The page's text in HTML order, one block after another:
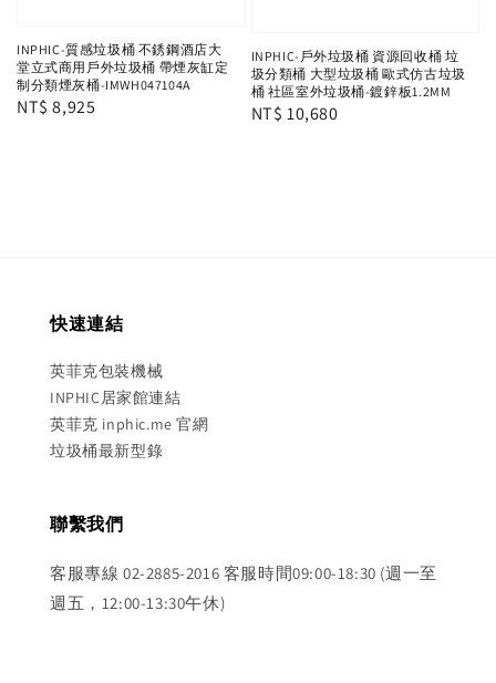
INPHIC-質感垃圾桶 不銹鋼酒店大
堂立式商用戶外垃圾桶 帶煙灰缸定
制分類煙灰桶-IMWH047104A
Regular
NT$ 8,925
INPHIC-戶外垃圾桶 資源回收桶 垃
圾分類桶 大型垃圾桶 歐式仿古垃圾
桶 社區室外垃圾桶-鍍鋅板1.2MM
Regular
NT$ 10,680
快速連結
英菲克包裝機械
INPHIC居家館連結
英菲克 inphic.me 官網
垃圾桶最新型錄
聯繫我們
客服專線 02-2885-2016 客服時間09:00-18:30 (週一至
週五，12:00-13:30午休)